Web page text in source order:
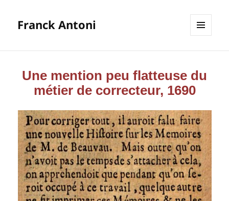
Franck Antoni
ET
Une mention peu flatteuse du
métier de correcteur, 1690